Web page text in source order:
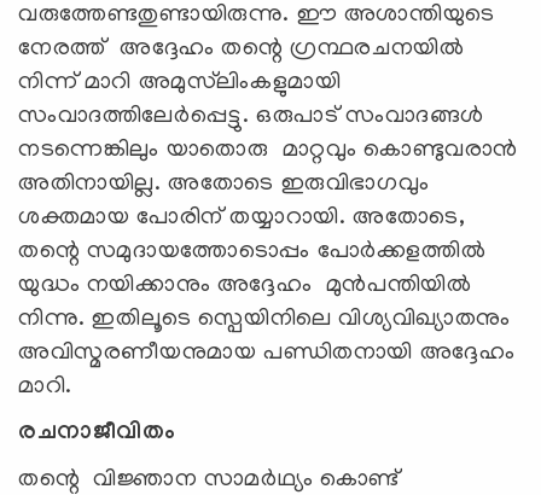
വരുത്തേണ്ടതുണ്ടായിരുന്നു. ഈ അശാന്തിയുടെ
നേരത്ത്‌ അദ്ദേഹം തന്റെ ഗ്രന്ഥരചനയിൽ
നിന്ന് മാറി അമുസ്‌ലിംകളുമായി
സംവാദത്തിലേർപ്പെട്ടു. ഒരുപാട് സംവാദങ്ങൾ
നടന്നെങ്കിലും യാതൊരു മാറ്റവും കൊണ്ടുവരാൻ
അതിനായില്ല. അതോടെ ഇരുവിഭാഗവും
ശക്തമായ പോരിന് തയ്യാറായി. അതോടെ,
തന്റെ സമുദായത്തോടൊപ്പം പോർക്കളത്തിൽ
യുദ്ധം നയിക്കാനും അദ്ദേഹം മുൻപന്തിയിൽ
നിന്നു. ഇതിലൂടെ സ്പെയിനിലെ വിശ്യവിഖ്യാതനും
അവിസ്മരണീയനുമായ പണ്ഡിതനായി അദ്ദേഹം
മാറി.
രചനാജീവിതം
തന്റെ വിജ്ഞാന സാമർഥ്യം കൊണ്ട്